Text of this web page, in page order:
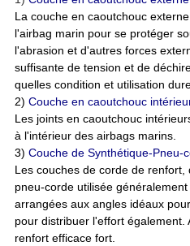
La couche en caoutchouc
l'airbag marin pour se protéger
l'abrasion et d'autres forces
suffisante de tension et de
quelles condition et utilisation
2) Couche en caoutchouc
Les joints en caoutchouc
à l'intérieur des airbags marins.
3) Couche de Synthétique-Pneu-
Les couches de corde de
pneu-corde utilisée
arrangées aux angles idéaux
pour distribuer l'effort également.
renfort efficace fort.